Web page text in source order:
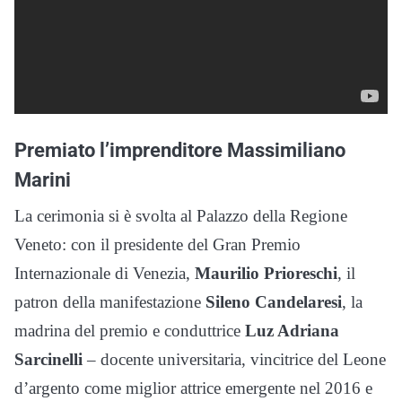
Premiato l’imprenditore Massimiliano
Marini
La cerimonia si è svolta al Palazzo della Regione
Veneto: con il presidente del Gran Premio
Internazionale di Venezia, Maurilio Prioreschi, il
patron della manifestazione Sileno Candelaresi, la
madrina del premio e conduttrice Luz Adriana
Sarcinelli– docente universitaria, vincitrice del Leone
d’argento come miglior attrice emergente nel 2016 e